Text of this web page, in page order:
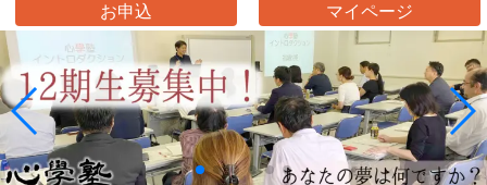
お申込
マイページ